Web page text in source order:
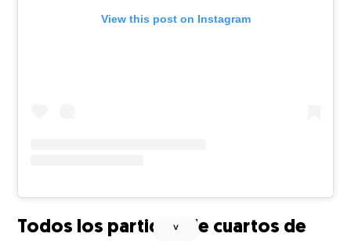
View this post on Instagram
Todos los partidos de cuartos de
˅